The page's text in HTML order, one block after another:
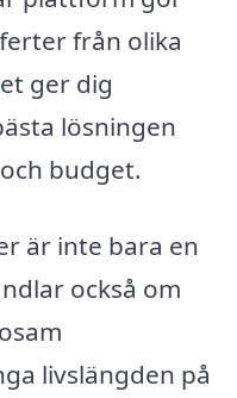
från olika
ger dig
lösningen
budget.
är inte bara en
också om
livslängden på